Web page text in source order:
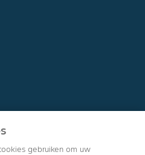
gebruiken om uw